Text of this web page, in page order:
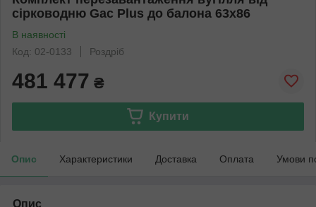
сірководню Gac Plus до балона 63х86
В наявності
Код: 02-0133
Роздріб
481 477 ₴
Купити
Опис Характеристики Доставка Оплата Умови
Опис